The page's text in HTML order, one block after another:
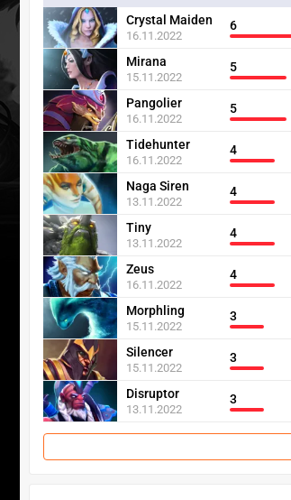
Crystal Maiden
16.11.2022
6
Mirana
15.11.2022
5
Pangolier
16.11.2022
5
Tidehunter
16.11.2022
4
Naga Siren
13.11.2022
4
Tiny
13.11.2022
4
Zeus
16.11.2022
4
Morphling
15.11.2022
3
Silencer
15.11.2022
3
Disruptor
13.11.2022
3